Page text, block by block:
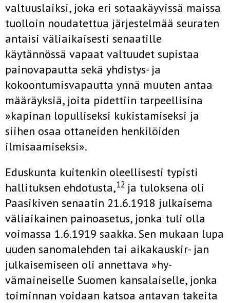
valtuuslaiksi, joka eri sotaakäyvissä maissa
tuolloin noudatettua jär­jestelmää seuraten
antaisi väliaikaisesti senaatille
käytännössä vapaat valtuudet supistaa
painovapautta sekä yhdistys- ja
kokoontumisvapautta ynnä muuten antaa
määräyksiä, joita pidettiin tarpeellisina
»kapinan lopulliseksi kukistamiseksi ja
siihen osaa ottaneiden henkilöiden
ilmisaamiseksi».
Eduskunta kuitenkin oleellisesti typisti
hallituksen ehdotusta,12 ja tu­loksena oli
Paasikiven senaatin 21.6.1918 julkaisema
väliaikainen paino­asetus, jonka tuli olla
voimassa 1.6.1919 saakka. Sen mukaan lupa
uu­den sanomalehden tai aikakauskir- jan
julkaisemiseen oli annettava »hy­
vämaineiselle Suomen kansalaiselle, jonka
toiminnan voidaan katsoa antavan takeita